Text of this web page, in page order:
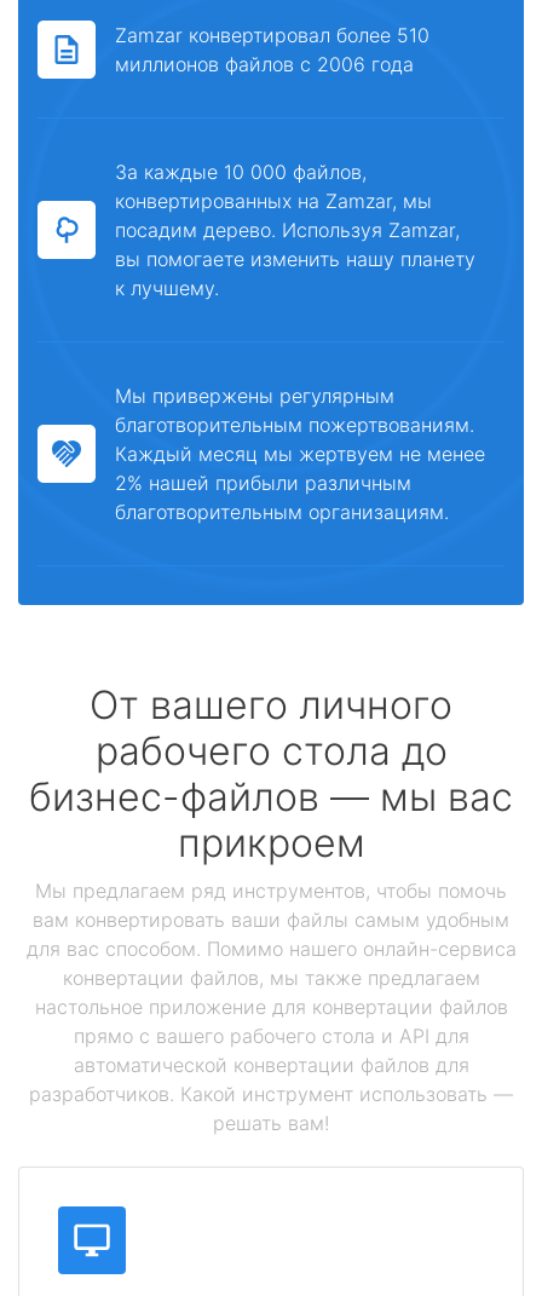
Zamzar конвертировал более 510
миллионов файлов с 2006 года
За каждые 10 000 файлов,
конвертированных на Zamzar, мы
посадим дерево. Используя Zamzar,
вы помогаете изменить нашу планету
к лучшему.
Мы привержены регулярным
благотворительным пожертвованиям.
Каждый месяц мы жертвуем не менее
2% нашей прибыли различным
благотворительным организациям.
От вашего личного
рабочего стола до
бизнес-файлов — мы вас
прикроем
Мы предлагаем ряд инструментов, чтобы помочь
вам конвертировать ваши файлы самым удобным
для вас способом. Помимо нашего онлайн-сервиса
конвертации файлов, мы также предлагаем
настольное приложение для конвертации файлов
прямо с вашего рабочего стола и API для
автоматической конвертации файлов для
разработчиков. Какой инструмент использовать —
решать вам!